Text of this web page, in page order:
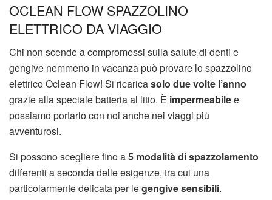
OCLEAN FLOW SPAZZOLINO
ELETTRICO DA VIAGGIO
Chi non scende a compromessi sulla salute di denti e
gengive nemmeno in vacanza può provare lo spazzolino
elettrico Oclean Flow! Si ricaricasolo due volte l’anno
grazie alla speciale batteria al litio. È impermeabilee
possiamo portarlo con noi anche nei viaggi più
avventurosi.
Si possono scegliere fino a5 modalità di spazzolamento
differenti a seconda delle esigenze, tra cui una
particolarmente delicata per legengive sensibili.